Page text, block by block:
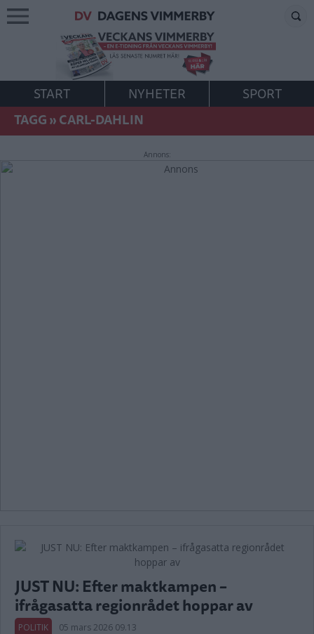
START NYHETER
SPORT
TAGG»CARL-DAHLIN
Annons:
JUST NU: Efter maktkampen –
ifrågasatta regionrådet hoppar av
POLITIK 05 mars 2026 09.13